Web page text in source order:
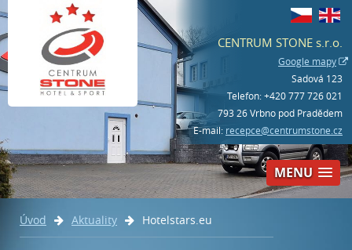
CENTRUM STONE s.r.o.
Google mapy
Sadová 123
Telefon:+420 777 726 021
793 26 Vrbno pod Pradědem
E-mail: recepce@centrumstone.cz
MENU
Rezervace - hotel
Úvod Aktuality Hotelstars.eu